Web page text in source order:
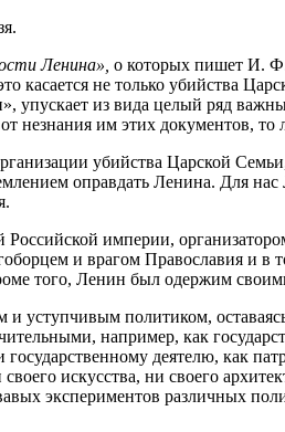
Ленина», о которых пишет И. Ф.
не только убийства
упускает из вида целый ряд
им этих документов, то
убийства Царской
оправдать Ленина. Для
империи,
и врагом Православия
того, Ленин был одержим
уступчивым политиком,
например, как
деятелю, как
искусства, ни своего
экспериментов различных